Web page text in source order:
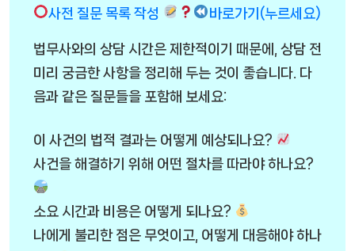
사전 질문 목록 작성 바로가기(누르세요)
법무사와의 상담 시간은 제한적이기 때문에, 상담 전
미리 궁금한 사항을 정리해 두는 것이 좋습니다. 다
음과 같은 질문들을 포함해 보세요:
이 사건의 법적 결과는 어떻게 예상되나요?
사건을 해결하기 위해 어떤 절차를 따라야 하나요?
소요 시간과 비용은 어떻게 되나요?
나에게 불리한 점은 무엇이고, 어떻게 대응해야 하나